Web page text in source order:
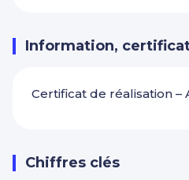
Information,
Certificat de réalisation
Chiffres clés